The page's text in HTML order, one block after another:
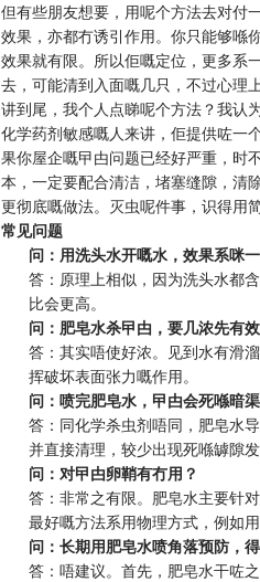
但有些朋友想要，用呢个方法去对付
效果，亦都冇诱引作用。你只能够喺
效果就有限。所以佢嘅定位，更多系
去，可能清到入面嘅几只，不过心理
讲到尾，我个人点睇呢个方法？我认
化学药剂敏感嘅人来讲，佢提供咗一
果你屋企嘅曱甴问题已经好严重，时
本，一定要配合清洁，堵塞缝隙，清
更彻底嘅做法。灭虫呢件事，识得用
常见问题
问：用洗头水开嘅水，效果系咪
答：原理上相似，因为洗头水都
比会更高。
问：肥皂水杀曱甴，要几浓先有
答：其实唔使好浓。见到水有滑
挥破坏表面张力嘅作用。
问：喷完肥皂水，曱甴会死喺暗
答：同化学杀虫剂唔同，肥皂水
并直接清理，较少出现死喺罅隙发
问：对曱甴卵鞘有冇用？
答：非常之有限。肥皂水主要针
最好嘅方法系用物理方式，例如
问：长期用肥皂水喷角落预防，
答：唔建议。首先，肥皂水干咗